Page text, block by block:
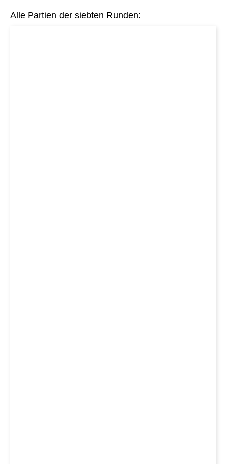
Alle Partien der siebten Runden: